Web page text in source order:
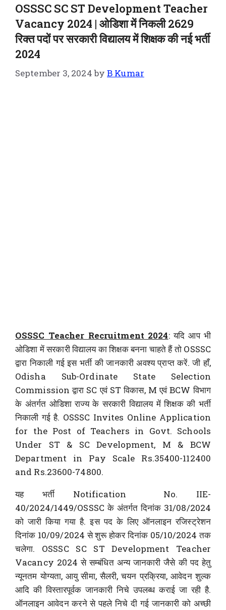
OSSSC SC ST Development Teacher
Vacancy 2024 | ओडिशा में निकली 2629
रिक्त पदों पर सरकारी विद्यालय में शिक्षक की नई भर्ती
2024
September 3, 2024 byB Kumar
OSSSC Teacher Recruitment 2024: यदि आप भी
ओडिशा में सरकारी विद्यालय का शिक्षक बनना चाहते हैं तो OSSSC
द्वारा निकाली गई इस भर्ती की जानकारी अवश्य प्राप्त करें. जी हाँ,
Odisha Sub-Ordinate State Selection
Commission द्वारा SC एवं ST विकास, M एवं BCW विभाग
के अंतर्गत ओडिशा राज्य के सरकारी विद्यालय में शिक्षक की भर्ती
निकाली गई है. OSSSC Invites Online Application
for the Post of Teachers in Govt. Schools
Under ST & SC Development, M & BCW
Department in Pay Scale Rs.35400-112400
and Rs.23600-74800.
यह भर्ती Notification No. IIE-
40/2024/1449/OSSSC के अंतर्गत दिनांक 31/08/2024
को जारी किया गया है. इस पद के लिए ऑनलाइन रजिस्ट्रेशन
दिनांक 10/09/2024 से शुरू होकर दिनांक 05/10/2024 तक
चलेगा. OSSSC SC ST Development Teacher
Vacancy 2024 से सम्बंधित अन्य जानकारी जैसे की पद हेतु
न्यूनतम योग्यता, आयु सीमा, सैलरी, चयन प्रक्रिया, आवेदन शुल्क
आदि की विस्तारपूर्वक जानकारी निचे उपलब्ध कराई जा रही है.
ऑनलाइन आवेदन करने से पहले निचे दी गई जानकारी को अच्छी